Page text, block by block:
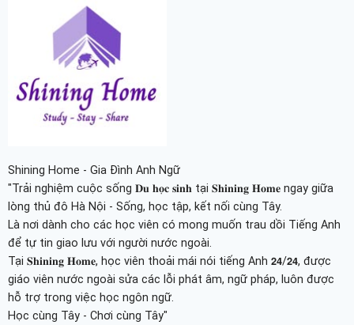
Shining Home - Gia Đình Anh Ngữ
"Trải nghiệm cuộc sống 𝐃𝐮 𝐡𝐨̣𝐜 𝐬𝐢𝐧𝐡 tại 𝐒𝐡𝐢𝐧𝐢𝐧𝐠 𝐇𝐨𝐦𝐞 ngay giữa
lòng thủ đô Hà Nội - Sống, học tập, kết nối cùng Tây.
Là nơi dành cho các học viên có mong muốn trau dồi Tiếng Anh
để tự tin giao lưu với người nước ngoài.
Tại 𝐒𝐡𝐢𝐧𝐢𝐧𝐠 𝐇𝐨𝐦𝐞, học viên thoải mái nói tiếng Anh 𝟮𝟰/𝟮𝟰, được
giáo viên nước ngoài sửa các lỗi phát âm, ngữ pháp, luôn được
hỗ trợ trong việc học ngôn ngữ.
Học cùng Tây - Chơi cùng Tây"